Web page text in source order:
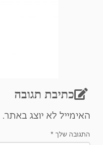
כתיבת תגובה
האימייל לא יוצג באתר.
התגובה שלך *